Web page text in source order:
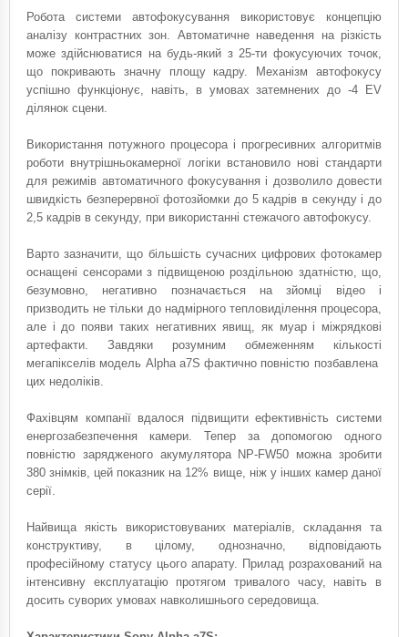
Робота системи автофокусування використовує концепцію
аналізу контрастних зон. Автоматичне наведення на різкість
може здійснюватися на будь-який з 25-ти фокусуючих точок,
що покривають значну площу кадру. Механізм автофокусу
успішно функціонує, навіть, в умовах затемнених до -4 EV
ділянок сцени.
Використання потужного процесора і прогресивних алгоритмів
роботи внутрішньокамерної логіки встановило нові стандарти
для режимів автоматичного фокусування і дозволило довести
швидкість безперервної фотозйомки до 5 кадрів в секунду і до
2,5 кадрів в секунду, при використанні стежачого автофокусу.
Варто зазначити, що більшість сучасних цифрових фотокамер
оснащені сенсорами з підвищеною роздільною здатністю, що,
безумовно, негативно позначається на зйомці відео і
призводить не тільки до надмірного тепловиділення процесора,
але і до появи таких негативних явищ, як муар і міжрядкові
артефакти. Завдяки розумним обмеженням кількості
мегапікселів модель Alpha a7S фактично повністю позбавлена ​​
цих недоліків.
Фахівцям компанії вдалося підвищити ефективність системи
енергозабезпечення камери. Тепер за допомогою одного
повністю зарядженого акумулятора NP-FW50 можна зробити
380 знімків, цей показник на 12% вище, ніж у інших камер даної
серії.
Найвища якість використовуваних матеріалів, складання та
конструктиву, в цілому, однозначно, відповідають
професійному статусу цього апарату. Прилад розрахований на
інтенсивну експлуатацію протягом тривалого часу, навіть в
досить суворих умовах навколишнього середовища.